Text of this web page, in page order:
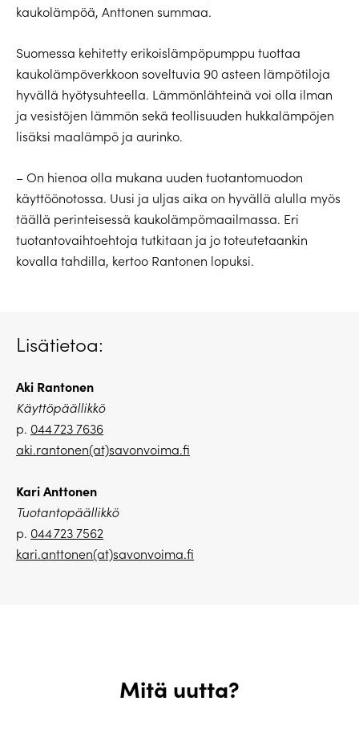
kaukolämpöä, Anttonen summaa.
Suomessa kehitetty erikoislämpöpumppu tuottaa
kaukolämpöverkkoon soveltuvia 90 asteen lämpötiloja
hyvällä hyötysuhteella. Lämmönlähteinä voi olla ilman
ja vesistöjen lämmön sekä teollisuuden hukkalämpöjen
lisäksi maalämpö ja aurinko.
– On hienoa olla mukana uuden tuotantomuodon
käyttöönotossa. Uusi ja uljas aika on hyvällä alulla myös
täällä perinteisessä kaukolämpömaailmassa. Eri
tuotantovaihtoehtoja tutkitaan ja jo toteutetaankin
kovalla tahdilla, kertoo Rantonen lopuksi.
Lisätietoa:
Aki Rantonen
Käyttöpäällikkö
p. 044 723 7636
aki.rantonen(at)savonvoima.fi
Kari Anttonen
Tuotantopäällikkö
p. 044 723 7562
kari.anttonen(at)savonvoima.fi
Mitä uutta?